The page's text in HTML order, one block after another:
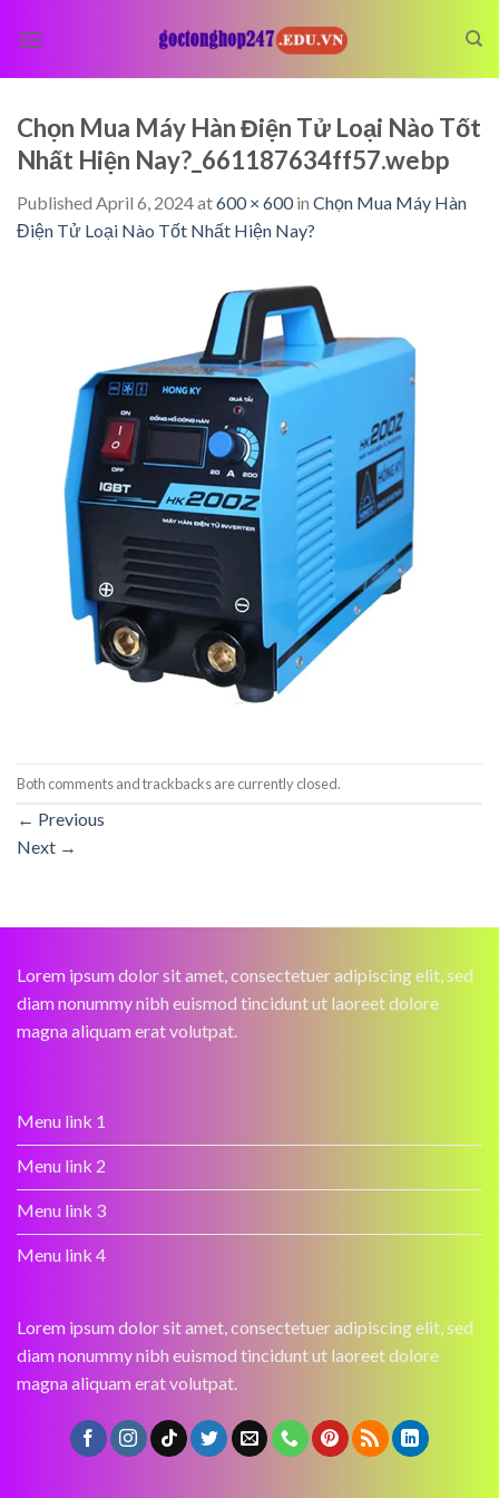
Chọn Mua Máy Hàn Điện Tử Loại Nào Tốt
Nhất Hiện Nay?_661187634ff57.webp
Published April 6, 2024at600 × 600in Chọn Mua Máy Hàn
Điện Tử Loại Nào Tốt Nhất Hiện Nay?
Both comments and trackbacks are currently closed.
← Previous
Next →
Lorem ipsum dolor sit amet, consectetuer adipiscing elit, sed
diam nonummy nibh euismod tincidunt ut laoreet dolore
magna aliquam erat volutpat.
Menu link 1
Menu link 2
Menu link 3
Menu link 4
Lorem ipsum dolor sit amet, consectetuer adipiscing elit, sed
diam nonummy nibh euismod tincidunt ut laoreet dolore
magna aliquam erat volutpat.